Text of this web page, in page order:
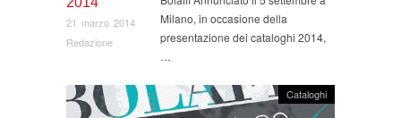
21 marzo 2014
Redazione
Milano, in occasione della
presentazione dei cataloghi 2014,
…
Cataloghi